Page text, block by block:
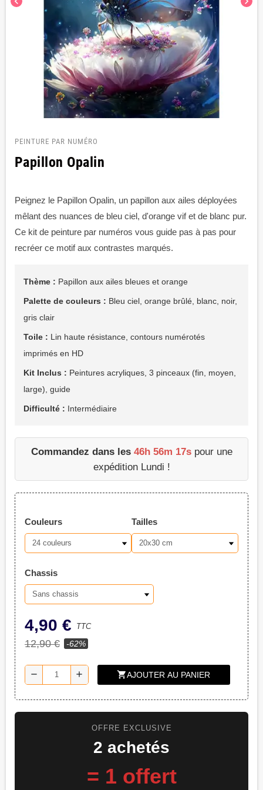
PEINTURE PAR NUMÉRO
Papillon Opalin
Peignez le Papillon Opalin, un papillon aux ailes déployées
mêlant des nuances de bleu ciel, d'orange vif et de blanc pur.
Ce kit de peinture par numéros vous guide pas à pas pour
recréer ce motif aux contrastes marqués.
Thème : Papillon aux ailes bleues et orange
Palette de couleurs : Bleu ciel, orange brûlé, blanc, noir,
gris clair
Toile : Lin haute résistance, contours numérotés
imprimés en HD
Kit Inclus : Peintures acryliques, 3 pinceaux (fin, moyen,
large), guide
Difficulté : Intermédiaire
Commandez dans les 46h 56m 15s pour une
expédition Lundi !
Couleurs Tailles
Chassis
4,90 € TTC
12,90 € -62%
remove add shopping_cartAJOUTER AU PANIER
OFFRE EXCLUSIVE
2 achetés
= 1 offert